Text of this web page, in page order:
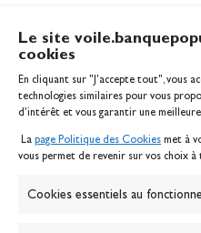
Le site
cookies
En cliquant sur "J'accepte tout", vous
technologies similaires pour vous
d’intérêt et vous garantir une
La page Politique des Cookies met à
vous permet de revenir sur vos choix
Cookies essentiels au
Inscription
Contact
Politique des
Banque de la voile